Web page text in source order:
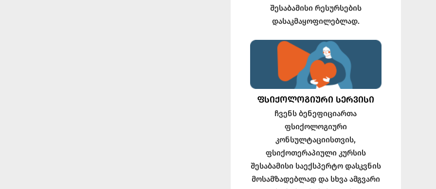
შესაბამისი რესურსების
დასაკმაყოფილებლად.
ᲤᲡᲘᲥᲝᲚᲝᲒᲘᲣᲠᲘ ᲡᲔᲠᲕᲘᲡᲘ
ჩვენს ბენეფიციართა
ფსიქოლოგიური
კონსულტაციისთვის,
ფსიქოთერაპიული კურსის
შესაბამისი საექსპერტო დასკვნის
მოსამზადებლად და სხვა ამგვარი